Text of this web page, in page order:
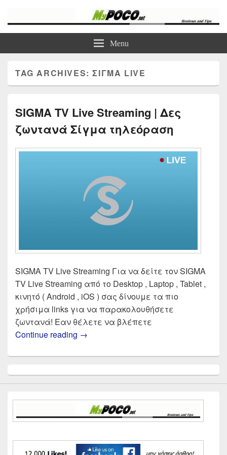
Τα καλύτερα Reviews , Συγκρίσεις , VPN , Webhosting
Menu
TAG ARCHIVES:ΣΙΓΜΑ LIVE
SIGMA TV Live Streaming | Δες
ζωντανά Σίγμα τηλεόραση
SIGMA TV Live Streaming Για να δείτε τον SIGMA
TV Live Streaming από το Desktop , Laptop , Tablet ,
κινητό ( Android , iOS ) σας δίνουμε τα πιο
χρήσιμα links για να παρακολουθήσετε
ζωντανά! Εαν θέλετε να βλέπετε
Continue reading SIGMA TV Live Streaming | Δες
→
Sidebar
Widget